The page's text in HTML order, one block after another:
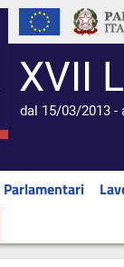
XVII
dal 15/03/2013 -